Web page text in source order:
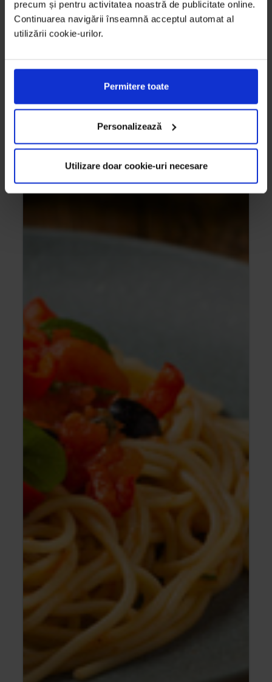
precum și pentru activitatea noastră de publicitate online.
Continuarea navigării înseamnă acceptul automat al
utilizării cookie-urilor.
Permitere toate
Personalizează
Utilizare doar cookie-uri necesare